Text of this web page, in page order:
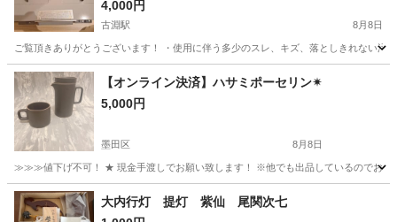
4,000円
古淵駅 8月8日
ご覧頂きありがとうございます！ ・使用に伴う多少のスレ、キズ、落としきれない
東京 町田市 古淵駅 調理器具
【オンライン決済】ハサミポーセリン✴︎
5,000円
墨田区 8月8日
≫≫≫値下げ不可！ ★ 現金手渡しでお願い致します！ ※他でも出品しているのでお早
東京 墨田区 食器 HASAMI
大内行灯 提灯 紫仙 尾関次七